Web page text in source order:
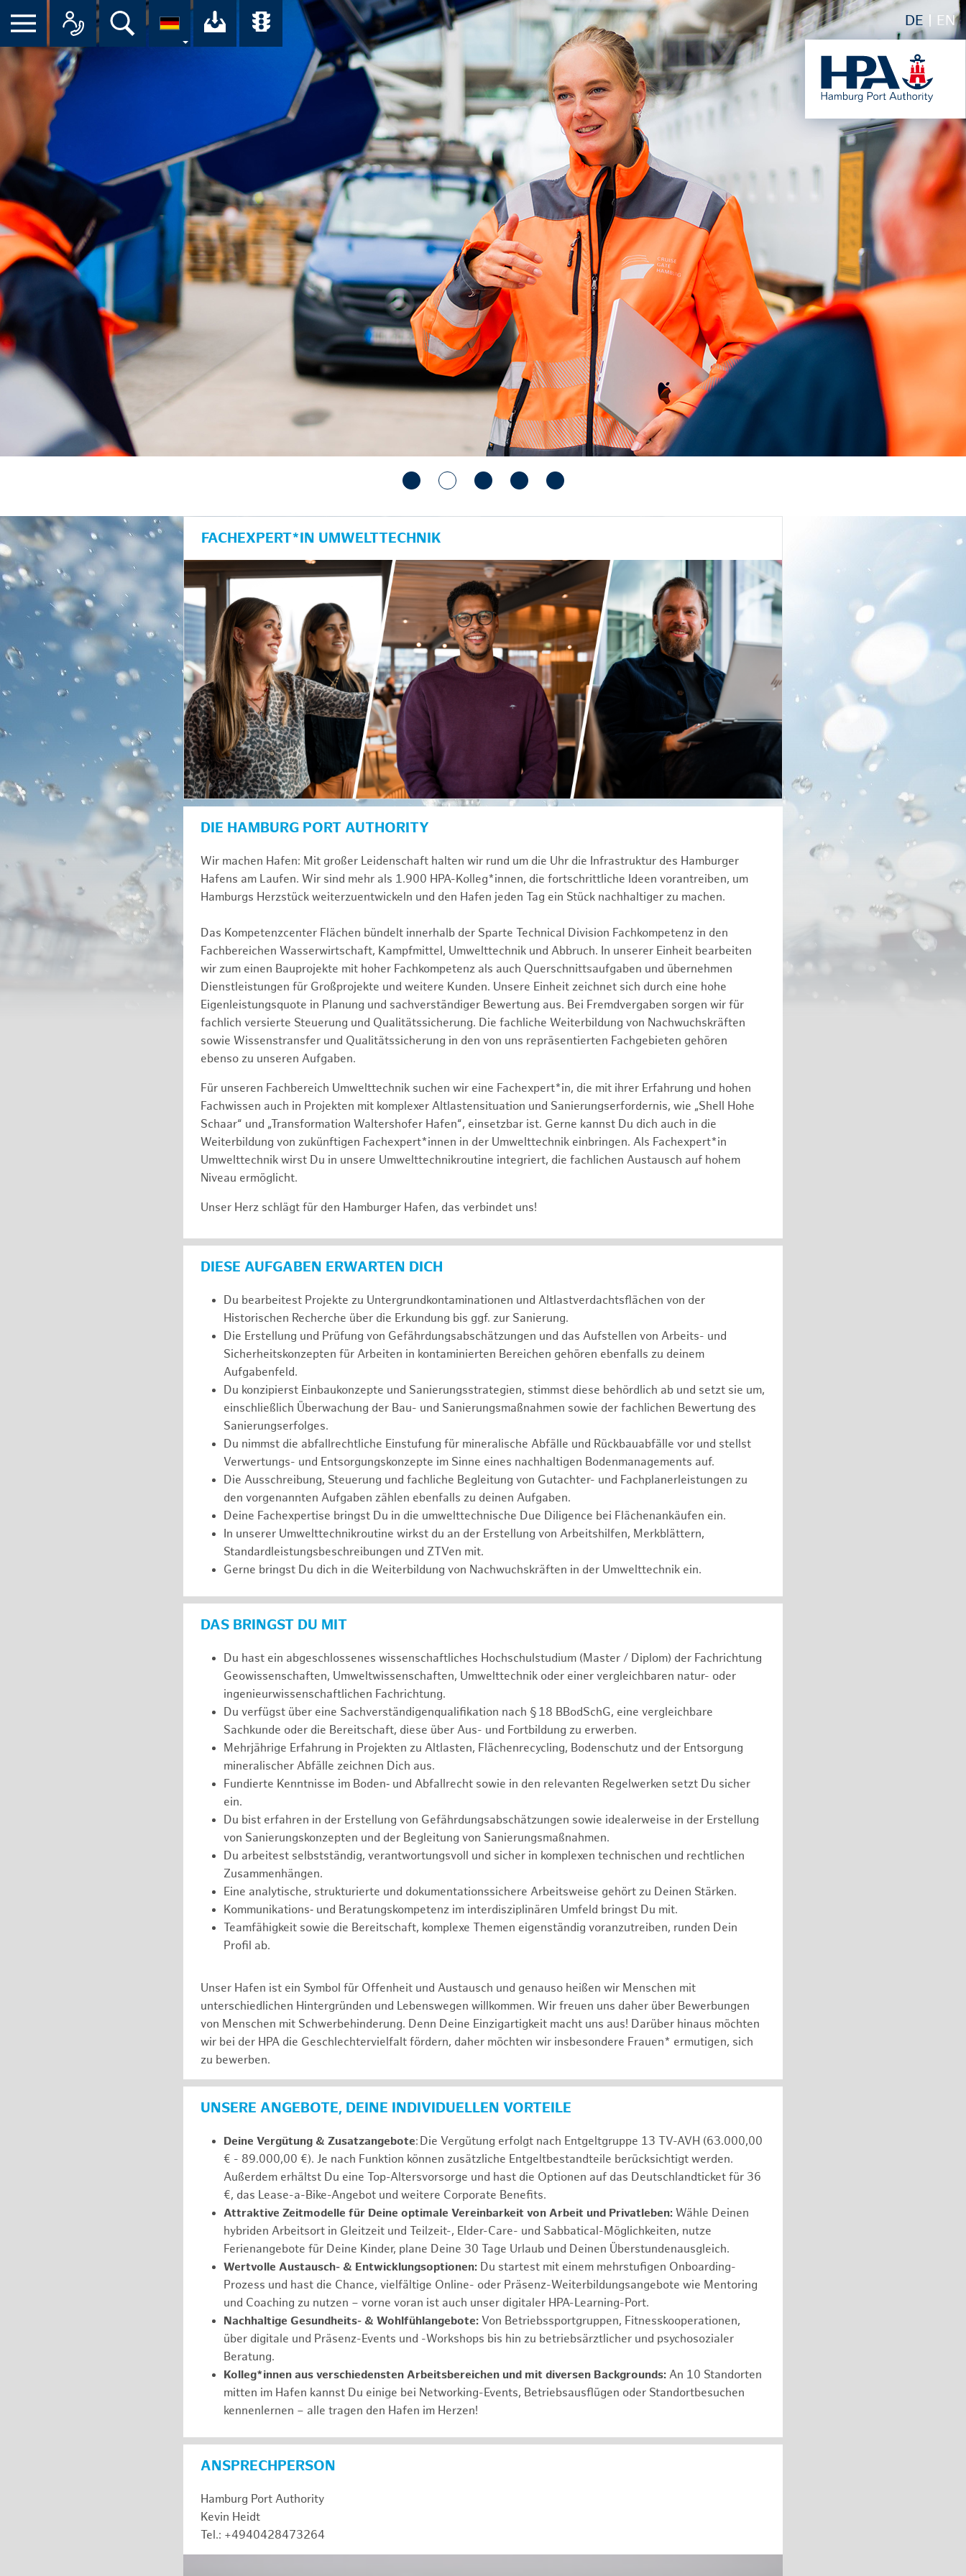
DE EN
Suche Ihr Download-Center der HPA
Übersicht aller Verkehrsmeldungen im Hafen am
FACHEXPERT*IN UMWELTTECHNIK
DIE HAMBURG PORT AUTHORITY
Wir machen Hafen: Mit großer Leidenschaft halten wir rund um die Uhr die Infrastruktur des Hamburger
Hafens am Laufen. Wir sind mehr als 1.900 HPA-Kolleg*innen, die fortschrittliche Ideen vorantreiben, um
Hamburgs Herzstück weiterzuentwickeln und den Hafen jeden Tag ein Stück nachhaltiger zu machen.
Das Kompetenzcenter Flächen bündelt innerhalb der Sparte Technical Division Fachkompetenz in den
Fachbereichen Wasserwirtschaft, Kampfmittel, Umwelttechnik und Abbruch. In unserer Einheit bearbeiten
wir zum einen Bauprojekte mit hoher Fachkompetenz als auch Querschnittsaufgaben und übernehmen
Dienstleistungen für Großprojekte und weitere Kunden. Unsere Einheit zeichnet sich durch eine hohe
Eigenleistungsquote in Planung und sachverständiger Bewertung aus. Bei Fremdvergaben sorgen wir für
fachlich versierte Steuerung und Qualitätssicherung. Die fachliche Weiterbildung von Nachwuchskräften
sowie Wissenstransfer und Qualitätssicherung in den von uns repräsentierten Fachgebieten gehören
ebenso zu unseren Aufgaben.
Für unseren Fachbereich Umwelttechnik suchen wir eine Fachexpert*in, die mit ihrer Erfahrung und hohen
Fachwissen auch in Projekten mit komplexer Altlastensituation und Sanierungserfordernis, wie „Shell Hohe
Schaar“ und „Transformation Waltershofer Hafen“, einsetzbar ist. Gerne kannst Du dich auch in die
Weiterbildung von zukünftigen Fachexpert*innen in der Umwelttechnik einbringen. Als Fachexpert*in
Umwelttechnik wirst Du in unsere Umwelttechnikroutine integriert, die fachlichen Austausch auf hohem
Niveau ermöglicht.
Unser Herz schlägt für den Hamburger Hafen, das verbindet uns!
DIESE AUFGABEN ERWARTEN DICH
Du bearbeitest Projekte zu Untergrundkontaminationen und Altlastverdachtsflächen von der
Historischen Recherche über die Erkundung bis ggf. zur Sanierung.
Die Erstellung und Prüfung von Gefährdungsabschätzungen und das Aufstellen von Arbeits- und
Sicherheitskonzepten für Arbeiten in kontaminierten Bereichen gehören ebenfalls zu deinem
Aufgabenfeld.
Du konzipierst Einbaukonzepte und Sanierungsstrategien, stimmst diese behördlich ab und setzt sie um,
einschließlich Überwachung der Bau- und Sanierungsmaßnahmen sowie der fachlichen Bewertung des
Sanierungserfolges.
Du nimmst die abfallrechtliche Einstufung für mineralische Abfälle und Rückbauabfälle vor und stellst
Verwertungs- und Entsorgungskonzepte im Sinne eines nachhaltigen Bodenmanagements auf.
Die Ausschreibung, Steuerung und fachliche Begleitung von Gutachter- und Fachplanerleistungen zu
den vorgenannten Aufgaben zählen ebenfalls zu deinen Aufgaben.
Deine Fachexpertise bringst Du in die umwelttechnische Due Diligence bei Flächenankäufen ein.
In unserer Umwelttechnikroutine wirkst du an der Erstellung von Arbeitshilfen, Merkblättern,
Standardleistungsbeschreibungen und ZTVen mit.
Gerne bringst Du dich in die Weiterbildung von Nachwuchskräften in der Umwelttechnik ein.
DAS BRINGST DU MIT
Du hast ein abgeschlossenes wissenschaftliches Hochschulstudium (Master / Diplom) der Fachrichtung
Geowissenschaften, Umweltwissenschaften, Umwelttechnik oder einer vergleichbaren natur- oder
ingenieurwissenschaftlichen Fachrichtung.
Du verfügst über eine Sachverständigenqualifikation nach § 18 BBodSchG, eine vergleichbare
Sachkunde oder die Bereitschaft, diese über Aus- und Fortbildung zu erwerben.
Mehrjährige Erfahrung in Projekten zu Altlasten, Flächenrecycling, Bodenschutz und der Entsorgung
mineralischer Abfälle zeichnen Dich aus.
Fundierte Kenntnisse im Boden‑ und Abfallrecht sowie in den relevanten Regelwerken setzt Du sicher
ein.
Du bist erfahren in der Erstellung von Gefährdungsabschätzungen sowie idealerweise in der Erstellung
von Sanierungskonzepten und der Begleitung von Sanierungsmaßnahmen.
Du arbeitest selbstständig, verantwortungsvoll und sicher in komplexen technischen und rechtlichen
Zusammenhängen.
Eine analytische, strukturierte und dokumentationssichere Arbeitsweise gehört zu Deinen Stärken.
Kommunikations‑ und Beratungskompetenz im interdisziplinären Umfeld bringst Du mit.
Teamfähigkeit sowie die Bereitschaft, komplexe Themen eigenständig voranzutreiben, runden Dein
Profil ab.
Unser Hafen ist ein Symbol für Offenheit und Austausch und genauso heißen wir Menschen mit
unterschiedlichen Hintergründen und Lebenswegen willkommen. Wir freuen uns daher über Bewerbungen
von Menschen mit Schwerbehinderung. Denn Deine Einzigartigkeit macht uns aus! Darüber hinaus möchten
wir bei der HPA die Geschlechtervielfalt fördern, daher möchten wir insbesondere Frauen* ermutigen, sich
zu bewerben.
UNSERE ANGEBOTE, DEINE INDIVIDUELLEN VORTEILE
Deine Vergütung & Zusatzangebote: Die Vergütung erfolgt nach Entgeltgruppe 13 TV-AVH (63.000,00
€ - 89.000,00 €). Je nach Funktion können zusätzliche Entgeltbestandteile berücksichtigt werden.
Außerdem erhältst Du eine Top-Altersvorsorge und hast die Optionen auf das Deutschlandticket für 36
€, das Lease-a-Bike-Angebot und weitere Corporate Benefits.
Attraktive Zeitmodelle für Deine optimale Vereinbarkeit von Arbeit und Privatleben: Wähle Deinen
hybriden Arbeitsort in Gleitzeit und Teilzeit-, Elder-Care- und Sabbatical-Möglichkeiten, nutze
Ferienangebote für Deine Kinder, plane Deine 30 Tage Urlaub und Deinen Überstundenausgleich.
Wertvolle Austausch- & Entwicklungsoptionen: Du startest mit einem mehrstufigen Onboarding-
Prozess und hast die Chance, vielfältige Online- oder Präsenz-Weiterbildungsangebote wie Mentoring
und Coaching zu nutzen – vorne voran ist auch unser digitaler HPA-Learning-Port.
Nachhaltige Gesundheits- & Wohlfühlangebote: Von Betriebssportgruppen, Fitnesskooperationen,
über digitale und Präsenz-Events und -Workshops bis hin zu betriebsärztlicher und psychosozialer
Beratung.
Kolleg*innen aus verschiedensten Arbeitsbereichen und mit diversen Backgrounds: An 10 Standorten
mitten im Hafen kannst Du einige bei Networking-Events, Betriebsausflügen oder Standortbesuchen
kennenlernen – alle tragen den Hafen im Herzen!
ANSPRECHPERSON
Hamburg Port Authority
Kevin Heidt
Tel.: +4940428473264